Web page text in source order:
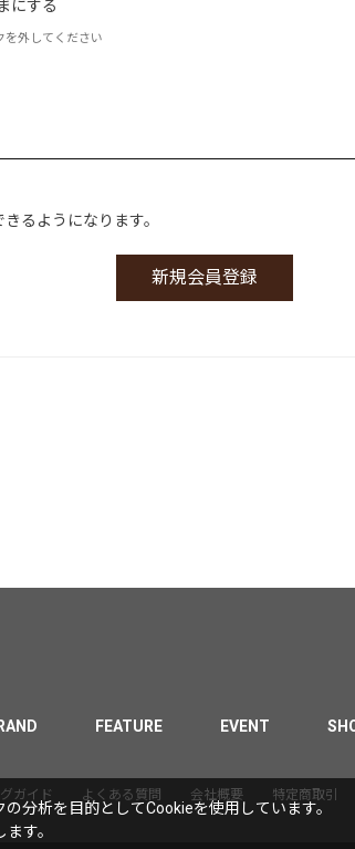
にする
を外してください
るようになります。
FEATURE EVENT
ガイド よくある質問 会社概要 特定商取引
分析を目的としてCookieを使用しています。
す。